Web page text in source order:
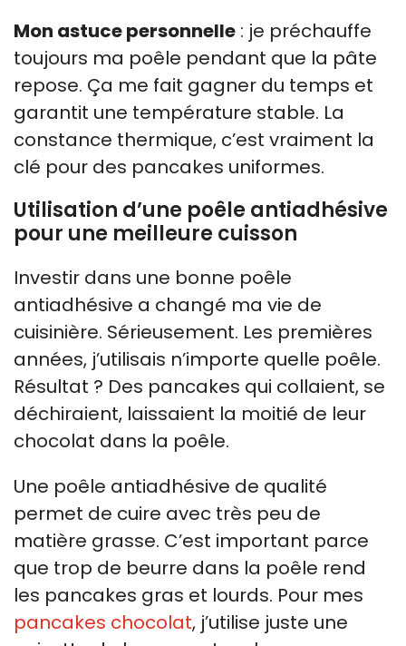
Mon astuce personnelle : je préchauffe
toujours ma poêle pendant que la pâte
repose. Ça me fait gagner du temps et
garantit une température stable. La
constance thermique, c’est vraiment la
clé pour des pancakes uniformes.
Utilisation d’une poêle antiadhésive
pour une meilleure cuisson
Investir dans une bonne poêle
antiadhésive a changé ma vie de
cuisinière. Sérieusement. Les premières
années, j’utilisais n’importe quelle poêle.
Résultat ? Des pancakes qui collaient, se
déchiraient, laissaient la moitié de leur
chocolat dans la poêle.
Une poêle antiadhésive de qualité
permet de cuire avec très peu de
matière grasse. C’est important parce
que trop de beurre dans la poêle rend
les pancakes gras et lourds. Pour mes
pancakes chocolat, j’utilise juste une